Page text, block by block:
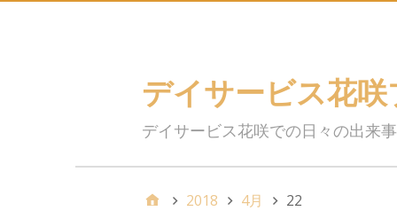
デイサービス花
デイサービス花咲での日々の出来事
2018 4月 22